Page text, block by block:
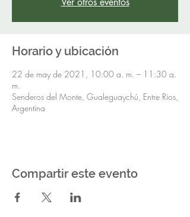
Horario y ubicación
22 de may de 2021, 10:00 a. m. – 11:30 a.
m.
Senderos del Monte, Gualeguaychú, Entre Rios,
Argentina
Compartir este evento